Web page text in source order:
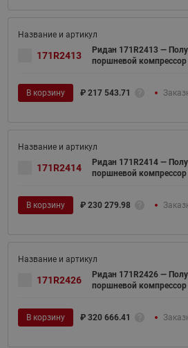
171R2413
Ридан 171R2413 —
поршневой компрессор
В корзину ₽ 217 543.71
171R2414
Ридан 171R2414 —
поршневой компрессор
В корзину ₽ 230 279.98
171R2426
Ридан 171R2426 —
поршневой компрессор
В корзину ₽ 320 666.41